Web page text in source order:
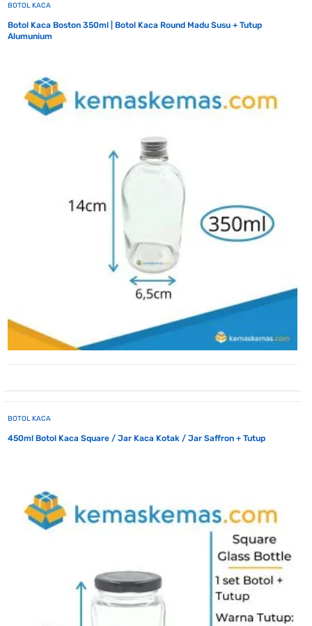
BOTOL KACA
Botol Kaca Boston 350ml | Botol Kaca Round Madu Susu + Tutup
Alumunium
BOTOL KACA
450ml Botol Kaca Square / Jar Kaca Kotak / Jar Saffron + Tutup